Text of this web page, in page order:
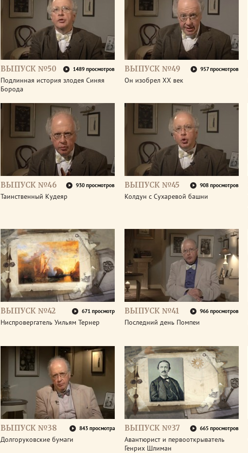
ВЫПУСК №50 1489 просмотров
Подлинная история злодея Синяя
Борода
ВЫПУСК №49 957 просмотров
Он изобрел ХХ век
ВЫПУСК №46 930 просмотров
Таинственный Кудеяр
ВЫПУСК №45 908 просмотров
Колдун с Сухаревой башни
ВЫПУСК №42 671 просмотр
Ниспровергатель Уильям Тернер
ВЫПУСК №41 966 просмотров
Последний день Помпеи
ВЫПУСК №38 843 просмотра
Долгоруковские бумаги
ВЫПУСК №37 665 просмотров
Авантюрист и первооткрыватель
Генрих Шлиман